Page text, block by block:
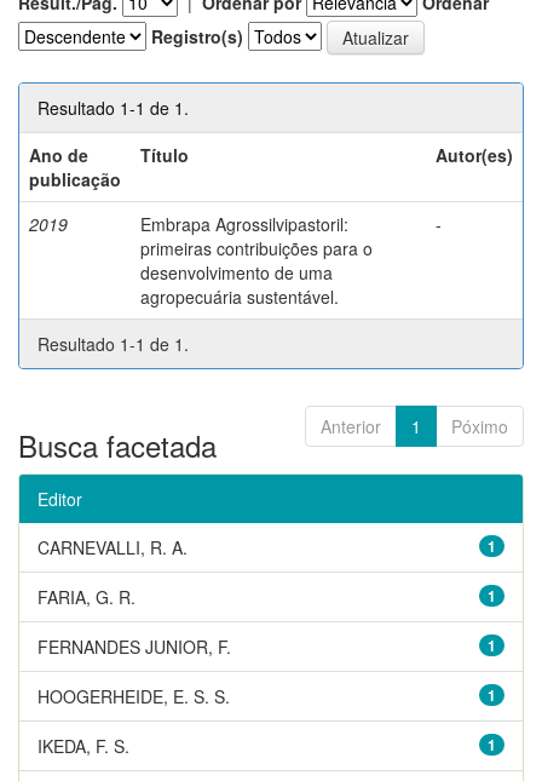
Registro(s)
Resultado 1-1 de 1.
Ano de
publicação
Título Autor(es)
2019
Embrapa Agrossilvipastoril:
primeiras contribuições para o
desenvolvimento de uma
agropecuária sustentável.
-
Resultado 1-1 de 1.
Anterior 1 Póximo
Busca facetada
Editor
1
CARNEVALLI, R. A.
1
FARIA, G. R.
1
FERNANDES JUNIOR, F.
1
HOOGERHEIDE, E. S. S.
1
IKEDA, F. S.